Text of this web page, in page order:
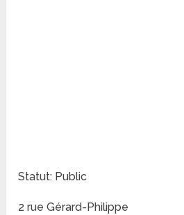
Statut: Public
2 rue Gérard-Philippe